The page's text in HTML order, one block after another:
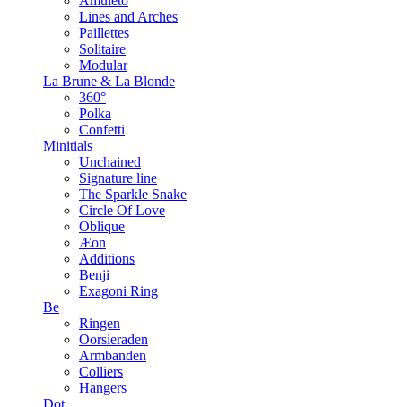
Lines and Arches
Paillettes
Solitaire
Modular
La Brune & La Blonde
360°
Polka
Confetti
Minitials
Unchained
Signature line
The Sparkle Snake
Circle Of Love
Oblique
Æon
Additions
Benji
Exagoni Ring
Be
Ringen
Oorsieraden
Armbanden
Colliers
Hangers
Dot